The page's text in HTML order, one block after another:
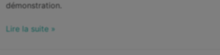
démonstration.
Lire la suite »